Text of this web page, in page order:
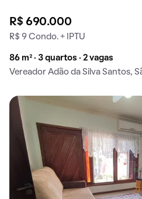
R$ 690.000
R$ 9 Condo. + IPTU
86 m² · 3 quartos · 2 vagas
Vereador Adão da Silva Santos,